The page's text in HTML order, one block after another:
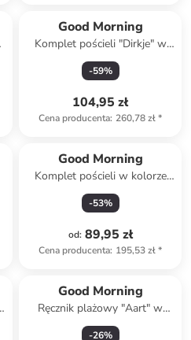
Good Morning
Komplet pościeli "Dirkje" w
kolorze zielonym
-59%
104,95 zł
Cena producenta: 260,78 zł*
Good Morning
Komplet pościeli w kolorze
antracytowym
-53%
od: 89,95 zł
Cena producenta: 195,53 zł*
Good Morning
Ręcznik plażowy "Aart" w
kolorze niebiesko-zielonym
-26%